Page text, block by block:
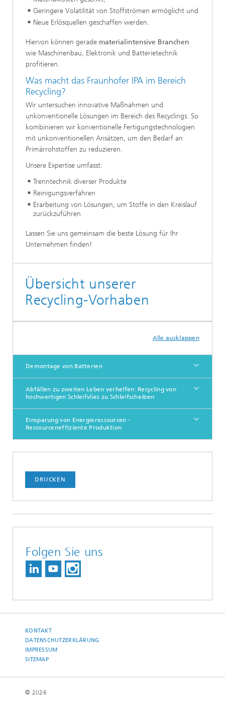
Geringere Volatilität von Stoffströmen ermöglicht und
Neue Erlösquellen geschaffen werden.
Hiervon können gerade materialintensive Branchen
wie Maschinenbau, Elektronik und Batterietechnik
profitieren.
Was macht das Fraunhofer IPA im Bereich
Recycling?
Wir untersuchen innovative Maßnahmen und
unkonventionelle Lösungen im Bereich des Recyclings. So
kombinieren wir konventionelle Fertigungstechnologien
mit unkonventionellen Ansätzen, um den Bedarf an
Primärrohstoffen zu reduzieren.
Unsere Expertise umfasst:
Trenntechnik diverser Produkte
Reinigungsverfahren
Erarbeitung von Lösungen, um Stoffe in den Kreislauf
zurückzuführen
Lassen Sie uns gemeinsam die beste Lösung für Ihr
Unternehmen finden!
Übersicht unserer
Recycling-Vorhaben
Alle ausklappen
Demontage von Batterien
Abfällen zu zweiten Leben verhelfen: Recycling von
hochwertigen Schleifvlies zu Schleifscheiben
Einsparung von Energieressourcen -
Ressourceneffiziente Produktion
DRUCKEN
Folgen Sie uns
KONTAKT
DATENSCHUTZERKLÄRUNG
IMPRESSUM
SITEMAP
© 2026